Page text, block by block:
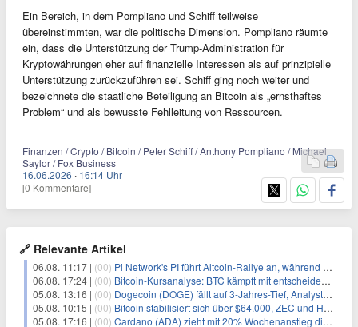
Ein Bereich, in dem Pompliano und Schiff teilweise
übereinstimmten, war die politische Dimension. Pompliano räumte
ein, dass die Unterstützung der Trump-Administration für
Kryptowährungen eher auf finanzielle Interessen als auf prinzipielle
Unterstützung zurückzuführen sei. Schiff ging noch weiter und
bezeichnete die staatliche Beteiligung an Bitcoin als „ernsthaftes
Problem“ und als bewusste Fehlleitung von Ressourcen.
Finanzen / Crypto / Bitcoin / Peter Schiff / Anthony Pompliano / Michael
Saylor / Fox Business
16.06.2026 · 16:14 Uhr
[0 Kommentare]
🔗 Relevante Artikel
06.08. 11:17 | (00) Pi Network's PI führt Altcoin-Rallye an, während Bitcoin $65.000 anpeilt
06.08. 17:24 | (00) Bitcoin-Kursanalyse: BTC kämpft mit entscheidender $65K-Hürde, während sich ein Liquidationscluster aufbaut
05.08. 13:16 | (00) Dogecoin (DOGE) fällt auf 3-Jahres-Tief, Analysten erwarten jedoch baldige Erholung
05.08. 10:15 | (00) Bitcoin stabilisiert sich über $64.000, ZEC und HYPE mit starken Kursgewinnen
05.08. 17:16 | (00) Cardano (ADA) zieht mit 20% Wochenanstieg die Aufmerksamkeit der Händler auf sich